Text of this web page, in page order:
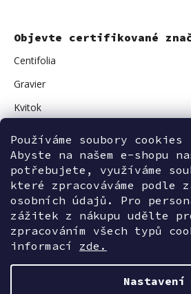
Používáme soubory cookies
Abyste na našem e-shopu
potřebujete, využíváme
které zpracováváme podle
osobních údajů. Pro
zážitek z nákupu udělte
zpracováním všech typů
informací zde.
Nastavení
Objevte certifikované
Centifolia
Gravier
Kvitok
Avant Skincare
Sonnentor
Kontaktujte nás